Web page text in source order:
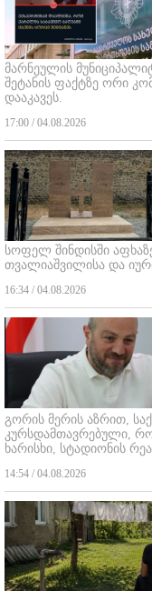
მარნეულის
შეტანის ფაქტზე ორი
დააკავეს.
17:00 / 04.08.2026
სოფელ შინდისში
თვალიაშვილისა და
16:34 / 04.08.2026
გორის მერის აზრით,
კურსდამთავრებული,
ხარისხი, სტადიონის
14:54 / 04.08.2026